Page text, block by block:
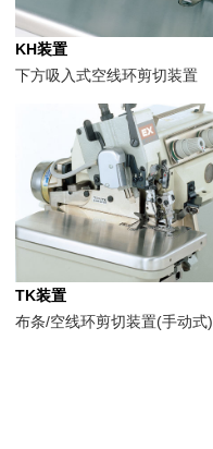
KH装置
下方吸入式空线环剪切装置
TK装置
布条/空线环剪切装置(手动式)